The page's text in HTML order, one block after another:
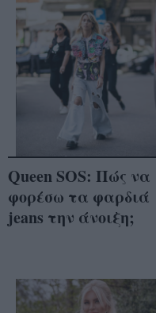
Queen SOS: Πώς να
φορέσω τα φαρδιά
jeans την άνοιξη;